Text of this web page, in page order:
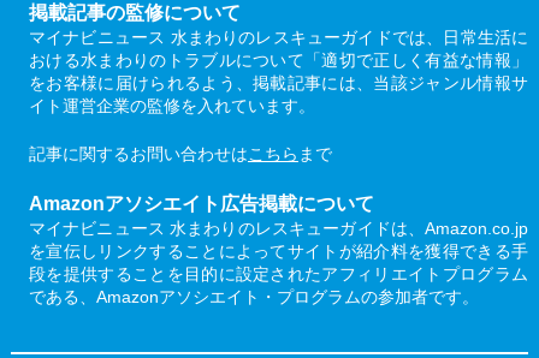
掲載記事の監修について
マイナビニュース 水まわりのレスキューガイドでは、日常生活に
おける水まわりのトラブルについて「適切で正しく有益な情報」
をお客様に届けられるよう、掲載記事には、当該ジャンル情報サ
イト運営企業の監修を入れています。
記事に関するお問い合わせはこちら まで
Amazonアソシエイト広告掲載について
マイナビニュース 水まわりのレスキューガイドは、Amazon.co.jp
を宣伝しリンクすることによってサイトが紹介料を獲得できる手
段を提供することを目的に設定されたアフィリエイトプログラム
である、Amazonアソシエイト・プログラムの参加者です。